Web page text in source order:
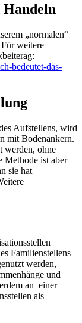
Handeln
„normalen“
weitere
bedeutet-das-
Aufstellens, wird
mit Bodenankern.
werden, ohne
Methode ist aber
sie hat
Familienstellens
werden,
und
an einer
als